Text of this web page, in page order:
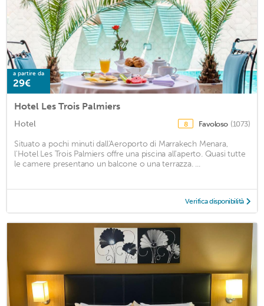
a partire da
29€
Hotel Les Trois Palmiers
Hotel 8 Favoloso (1073)
Situato a pochi minuti dall'Aeroporto di Marrakech Menara,
l'Hotel Les Trois Palmiers offre una piscina all'aperto. Quasi tutte
le camere presentano un balcone o una terrazza. ...
Verifica disponibilità